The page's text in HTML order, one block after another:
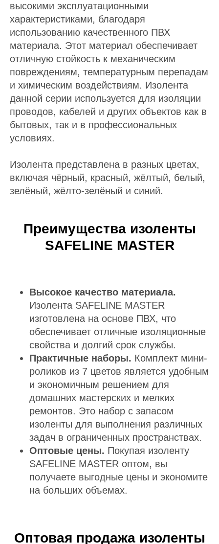
высокими эксплуатационными
характеристиками, благодаря
использованию качественного ПВХ
материала. Этот материал обеспечивает
отличную стойкость к механическим
повреждениям, температурным перепадам
и химическим воздействиям. Изолента
данной серии используется для изоляции
проводов, кабелей и других объектов как в
бытовых, так и в профессиональных
условиях.
Изолента представлена в разных цветах,
включая чёрный, красный, жёлтый, белый,
зелёный, жёлто-зелёный и синий.
Преимущества изоленты
SAFELINE MASTER
Высокое качество материала.
Изолента SAFELINE MASTER
изготовлена на основе ПВХ, что
обеспечивает отличные изоляционные
свойства и долгий срок службы.
Практичные наборы. Комплект мини-
роликов из 7 цветов является удобным
и экономичным решением для
домашних мастерских и мелких
ремонтов. Это набор с запасом
изоленты для выполнения различных
задач в ограниченных пространствах.
Оптовые цены. Покупая изоленту
SAFELINE MASTER оптом, вы
получаете выгодные цены и экономите
на больших объемах.
Оптовая продажа изоленты